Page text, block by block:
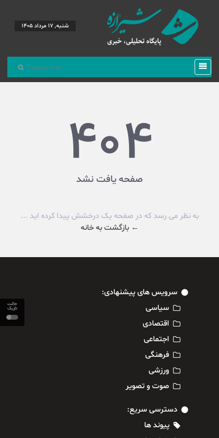
حالت
تاریک
شنبه, 17 مرداد 1405
404
صفحه یافت نشد
به نظر می رسد که در صفحه یک درخشش پیدا کرده اید ...
← بازگشت به خانه
سرویس های پیشنهادی:
سیاسی
اقتصادی
اجتماعی
فرهنگی
ورزشی
صوت و تصویر
دسترسی سریع:
پیوند ها